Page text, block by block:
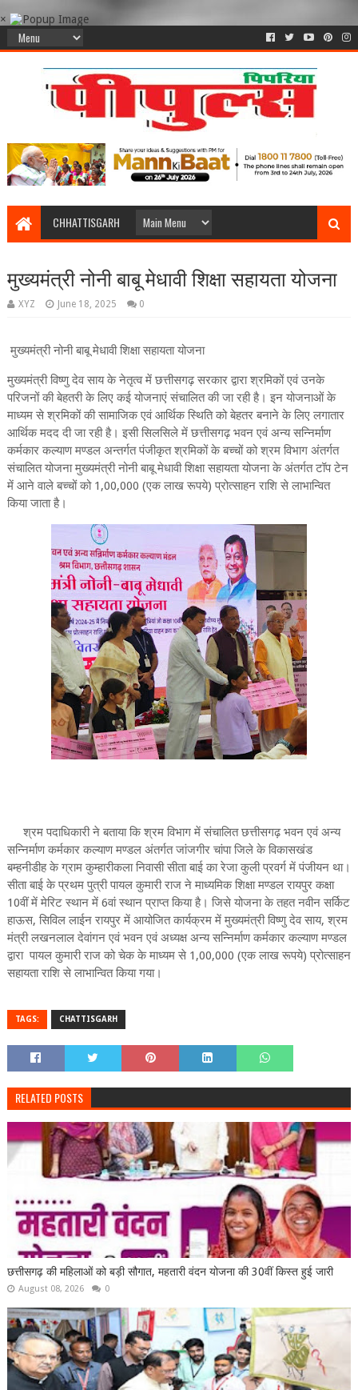
×
CHHATTISGARH
मुख्यमंत्री नोनी बाबू मेधावी शिक्षा सहायता योजना
XYZ June 18, 2025 0
मुख्यमंत्री नोनी बाबू मेधावी शिक्षा सहायता योजना
मुख्यमंत्री विष्णु देव साय के नेतृत्व में छत्तीसगढ़ सरकार द्वारा श्रमिकों एवं उनके
परिजनों की बेहतरी के लिए कई योजनाएं संचालित की जा रही है। इन योजनाओं के
माध्यम से श्रमिकों की सामाजिक एवं आर्थिक स्थिति को बेहतर बनाने के लिए लगातार
आर्थिक मदद दी जा रही है। इसी सिलसिले में छत्तीसगढ़ भवन एवं अन्य सन्निर्माण
कर्मकार कल्याण मण्डल अन्तर्गत पंजीकृत श्रमिकों के बच्चों को श्रम विभाग अंतर्गत
संचालित योजना मुख्यमंत्री नोनी बाबू मेधावी शिक्षा सहायता योजना के अंतर्गत टॉप टेन
में आने वाले बच्चों को 1,00,000 (एक लाख रूपये) प्रोत्साहन राशि से लाभान्वित
किया जाता है।
श्रम पदाधिकारी ने बताया कि श्रम विभाग में संचालित छत्तीसगढ़ भवन एवं अन्य
सन्निर्माण कर्मकार कल्याण मण्डल अंतर्गत जांजगीर चांपा जिले के विकासखंड
बम्हनीडीह के ग्राम कुम्हारीकला निवासी सीता बाई का रेजा कुली प्रवर्ग में पंजीयन था।
सीता बाई के प्रथम पुत्री पायल कुमारी राज ने माध्यमिक शिक्षा मण्डल रायपुर कक्षा
10वीं में मेरिट स्थान में 6वां स्थान प्राप्त किया है। जिसे योजना के तहत नवीन सर्किट
हाऊस, सिविल लाईन रायपुर में आयोजित कार्यक्रम में मुख्यमंत्री विष्णु देव साय, श्रम
मंत्री लखनलाल देवांगन एवं भवन एवं अध्यक्ष अन्य सन्निर्माण कर्मकार कल्याण मण्डल
द्वारा पायल कुमारी राज को चेक के माध्यम से 1,00,000 (एक लाख रूपये) प्रोत्साहन
सहायता राशि से लाभान्वित किया गया।
TAGS: CHATTISGARH
RELATED POSTS
छत्तीसगढ़ की महिलाओं को बड़ी सौगात, महतारी वंदन योजना की 30वीं किस्त हुई जारी
August 08, 2026 0